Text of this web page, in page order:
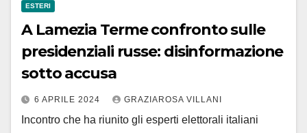
ESTERI
A Lamezia Terme confronto sulle
presidenziali russe: disinformazione
sotto accusa
6 APRILE 2024 GRAZIAROSA VILLANI
Incontro che ha riunito gli esperti elettorali italiani